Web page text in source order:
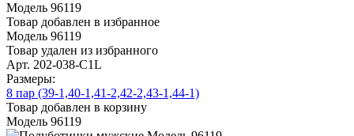
Модель 96119
Товар добавлен в избранное
Модель 96119
Товар удален из избранного
Арт. 202-038-C1L
Размеры:
8 пар (39-1,40-1,41-2,42-2,43-1,44-1)
Товар добавлен в корзину
Модель 96119